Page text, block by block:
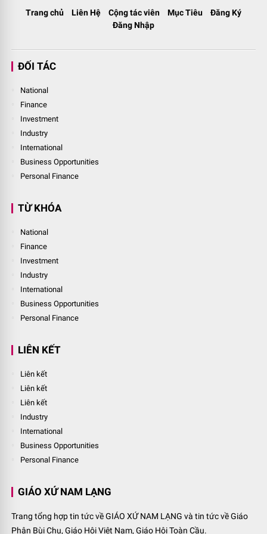
Trang chủ Liên Hệ Cộng tác viên Mục Tiêu
Đăng Ký
Đăng Nhập
ĐỐI TÁC
National
Finance
Investment
Industry
International
Business Opportunities
Personal Finance
TỪ KHÓA
National
Finance
Investment
Industry
International
Business Opportunities
Personal Finance
LIÊN KẾT
Liên kết
Liên kết
Liên kết
Industry
International
Business Opportunities
Personal Finance
GIÁO XỨ NAM LẠNG
Trang tổng hợp tin tức về GIÁO XỨ NAM LẠNG và tin tức về Giáo
Phận Bùi Chu, Giáo Hội Việt Nam, Giáo Hội Toàn Cầu.